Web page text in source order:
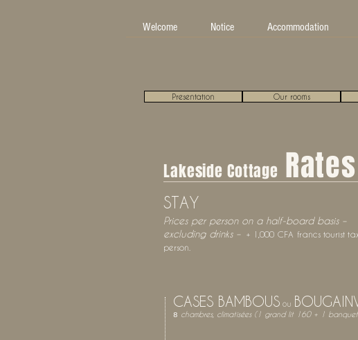
Welcome Notice Accommodation
Presentation Our rooms
Lakeside Cottage Rates
STAY
Prices per person on a half-board basis –
excluding drinks – + 1,000 CFA francs tourist
person.
CASES BAMBOUS ou
8 chambres, climatisées (1 grand lit 160 + 1